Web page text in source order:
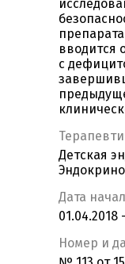
вводится
с
Детская
Дата
01.04.2018
Номер и